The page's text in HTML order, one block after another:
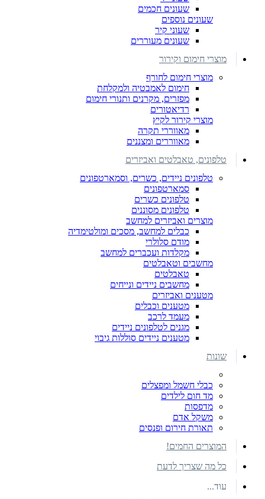
שעונים חכמים
שעונים נוספים
שעוני קיר
שעונים מעוררים
מוצרי חימום וקירור
מוצרי חימום לחורף
חימום לאמבטיה ולמקלחת
מפזרים, מקרנים ותנורי חימום
רדיאטורים
מוצרי קירור לקיץ
מאווררי תקרה
מאווררים ומצננים
טלפונים, טאבלטים ואביזרים
טלפונים ניידים, כשרים, וסמארטפונים
סמארטפונים
טלפונים כשרים
טלפונים מסוננים
מוצרים ואביזרים למחשב
כבלים למחשב, מסכים ומולטימדיה
מודם סלולרי
מקלדות ועכברים למחשב
מחשבים וטאבלטים
טאבלטים
מחשבים ניידים ונייחים
מטענים ואביזרים
מטענים וכבלים
מעמד לרכב
מגנים לטלפונים ניידים
מטענים ניידים סוללות גיבוי
שונות
כבלי חשמל ומפצלים
מד חום לילדים
מדפסות
משקל אדם
תאורת חירום ופנסים
המוצרים החמים!
כל מה שצריך לדעת
עוד...